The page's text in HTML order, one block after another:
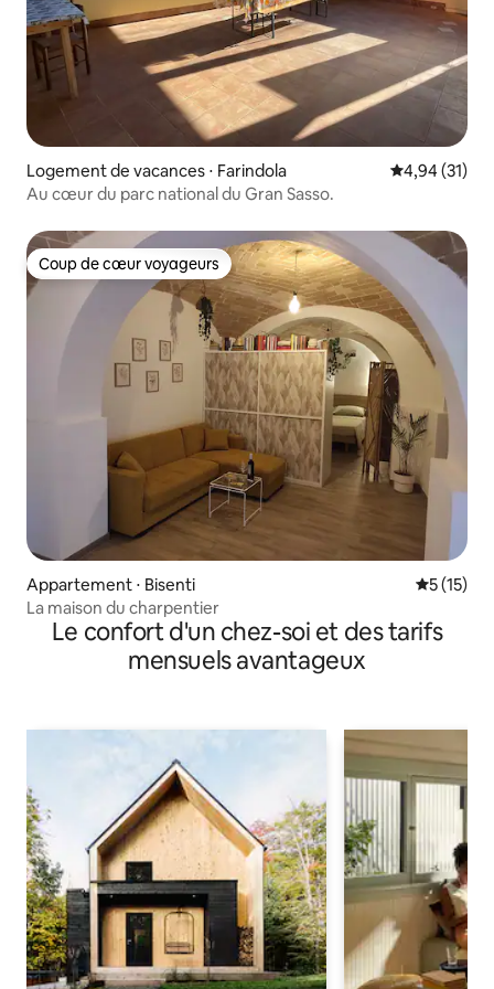
Logement de vacances ⋅ Farindola Évaluation
4,94 (31)
Au cœur du parc national du Gran Sasso.
Coup de cœur voyageurs
Coup de cœur voyageurs
Appartement ⋅ Bisenti
5 (15)
La maison du charpentier
Le confort d'un chez-soi et des tarifs
mensuels avantageux